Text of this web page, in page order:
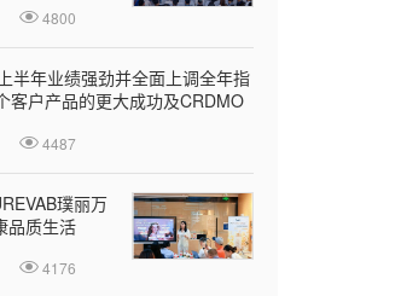
4800
半年业绩强劲并全面上调全年指
客户产品的更大成功及CRDMO
4487
璞丽万
品质生活
4176